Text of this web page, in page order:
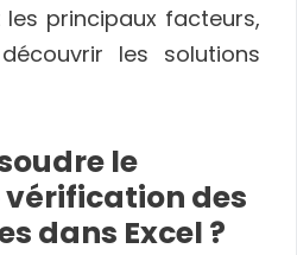
principaux facteurs,
les solutions
le
des
dans Excel ?